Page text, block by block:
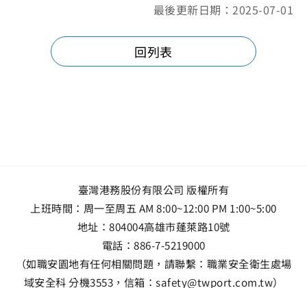
最後更新日期：2025-07-01
回列表
臺灣港務股份有限公司 版權所有
上班時間：周一至周五 AM 8:00~12:00 PM 1:00~5:00
地址： 804004高雄市蓬萊路10號
電話： 886-7-5219000
（如職安園地有任何相關問題，請聯繫：職業安全衛生處場
域安全科 分機3553，信箱：safety@twport.com.tw）